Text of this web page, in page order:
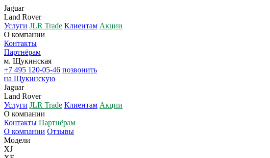
Jaguar
Land Rover
Услуги JLR Trade Клиентам Акции
О компании
Контакты
Партнёрам
м. Щукинская
+7 495 120-05-46 позвонить
на Щукинскую
Jaguar
Land Rover
Услуги JLR Trade Клиентам Акции
О компании
Контакты Партнёрам
О компании Отзывы
Модели
XJ